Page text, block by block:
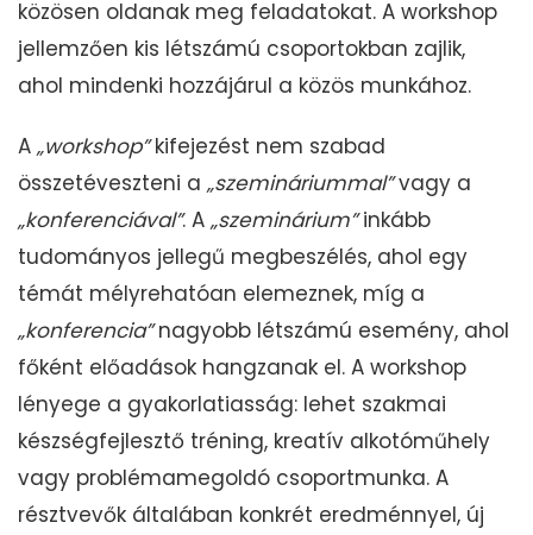
közösen oldanak meg feladatokat. A workshop
jellemzően kis létszámú csoportokban zajlik,
ahol mindenki hozzájárul a közös munkához.
A „workshop”kifejezést nem szabad
összetéveszteni a „szemináriummal”vagy a
„konferenciával”. A „szeminárium”inkább
tudományos jellegű megbeszélés, ahol egy
témát mélyrehatóan elemeznek, míg a
„konferencia”nagyobb létszámú esemény, ahol
főként előadások hangzanak el. A workshop
lényege a gyakorlatiasság: lehet szakmai
készségfejlesztő tréning, kreatív alkotóműhely
vagy problémamegoldó csoportmunka. A
résztvevők általában konkrét eredménnyel, új